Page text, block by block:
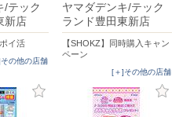
/テック
新店
イ活
の他の店舗
ヤマダデンキ/テック
ランド豊田東新店
【SHOKZ】同時購入キャン
ペーン
[＋]その他の店舗